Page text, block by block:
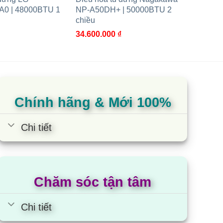
| 48000BTU 1
NP-A50DH+ | 50000BTU 2
chiều
34.600.000 ₫
Chính hãng & Mới 100%
Chi tiết
Chăm sóc tận tâm
Chi tiết